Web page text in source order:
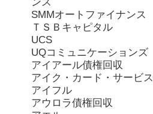
SMMオートファイナンス
ＴＳＢキャピタル
UCS
UQコミュニケーションズ
アイアール債権回収
アイク・カード・サービス
アイフル
アウロラ債権回収